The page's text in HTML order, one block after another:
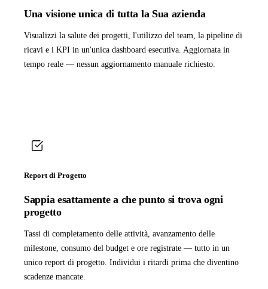
Una visione unica di tutta la Sua azienda
Visualizzi la salute dei progetti, l'utilizzo del team, la pipeline di
ricavi e i KPI in un'unica dashboard esecutiva. Aggiornata in
tempo reale — nessun aggiornamento manuale richiesto.
Report di Progetto
Sappia esattamente a che punto si trova ogni
progetto
Tassi di completamento delle attività, avanzamento delle
milestone, consumo del budget e ore registrate — tutto in un
unico report di progetto. Individui i ritardi prima che diventino
scadenze mancate.